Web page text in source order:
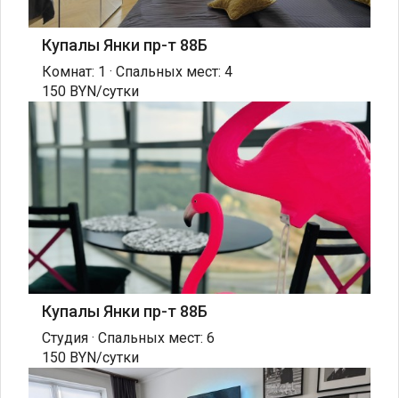
Купалы Янки пр-т 88Б
Комнат: 1 · Спальных мест: 4
150 BYN/сутки
Купалы Янки пр-т 88Б
Студия · Спальных мест: 6
150 BYN/сутки